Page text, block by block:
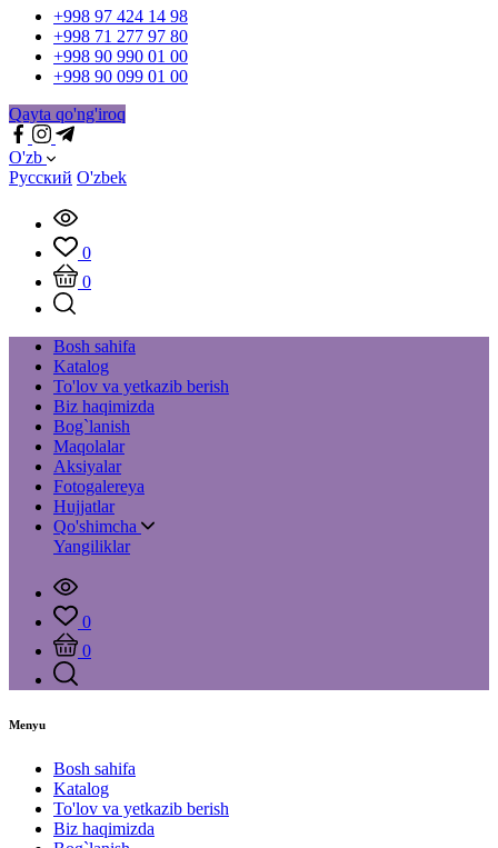
+998 97 424 14 98
+998 71 277 97 80
+998 90 990 01 00
+998 90 099 01 00
Qayta qo'ng'iroq
O'zb
Русский O'zbek
0
0
Bosh sahifa
Katalog
To'lov va yetkazib berish
Biz haqimizda
Bog`lanish
Maqolalar
Aksiyalar
Fotogalereya
Hujjatlar
Qo'shimcha
Yangiliklar
0
0
Menyu
Bosh sahifa
Katalog
To'lov va yetkazib berish
Biz haqimizda